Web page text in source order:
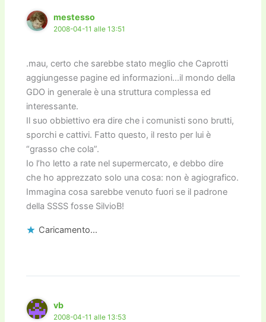
mestesso
2008-04-11 alle 13:51
.mau, certo che sarebbe stato meglio che Caprotti
aggiungesse pagine ed informazioni…il mondo della
GDO in generale è una struttura complessa ed
interessante.
Il suo obbiettivo era dire che i comunisti sono brutti,
sporchi e cattivi. Fatto questo, il resto per lui è
“grasso che cola”.
Io l’ho letto a rate nel supermercato, e debbo dire
che ho apprezzato solo una cosa: non è agiografico.
Immagina cosa sarebbe venuto fuori se il padrone
della SSSS fosse SilvioB!
Caricamento...
vb
2008-04-11 alle 13:53